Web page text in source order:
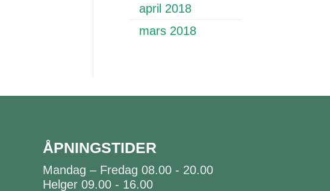
april 2018
mars 2018
ÅPNINGSTIDER
Mandag – Fredag 08.00 - 20.00
Helger 09.00 - 16.00